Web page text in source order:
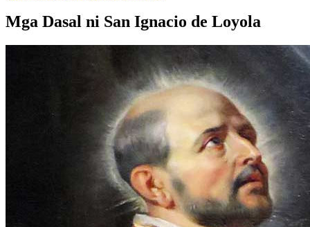
Mga Dasal ni San Ignacio de Loyola